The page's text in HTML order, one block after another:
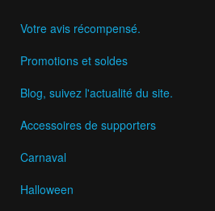
Votre avis récompensé.
Promotions et soldes
Blog, suivez l'actualité du site.
Accessoires de supporters
Carnaval
Halloween